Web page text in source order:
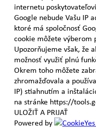
internetu
Google nebude Vašu IP
ktoré má spoločnosť
cookie môžete výberom
Upozorňujeme však, že
možnosť využiť plnú
Okrem toho môžete
zhromažďovala a
IP) stiahnutím a
na stránke https://
ULOŽIŤ A PRIJAŤ
Powered by